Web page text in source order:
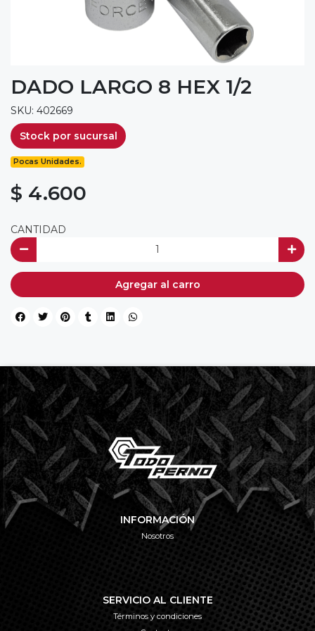
DADO LARGO 8 HEX 1/2
SKU: 402669
Stock por sucursal
Pocas Unidades.
$ 4.600
CANTIDAD
Agregar al carro
INFORMACIÓN
Nosotros
SERVICIO AL CLIENTE
Términos y condiciones